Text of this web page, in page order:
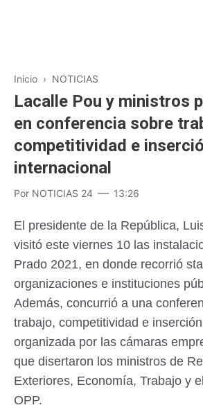
Inicio › NOTICIAS
Lacalle Pou y ministros
en conferencia sobre
competitividad e
internacional
Por NOTICIAS 24 13:26
El presidente de la República,
visitó este viernes 10 las
Prado 2021, en donde recorrió
organizaciones e instituciones
Además, concurrió a una
trabajo, competitividad e
organizada por las cámaras
que disertaron los ministros de
Exteriores, Economía, Trabajo y
OPP.